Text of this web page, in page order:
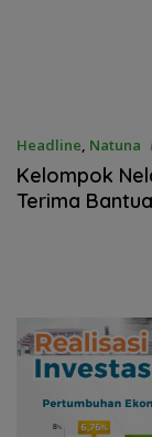
Headline, Natuna
Kelompok
Terima